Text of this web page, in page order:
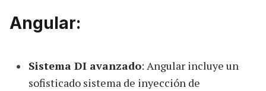
Angular:
Sistema DI avanzado: Angular incluye un
sofisticado sistema de inyección de